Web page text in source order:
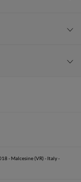
- Malcesine (VR) - Italy -